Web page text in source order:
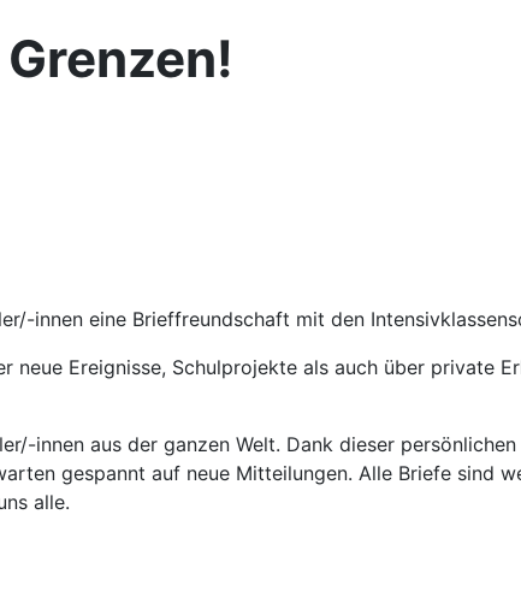
innen eine Brieffreundschaft mit den
Ereignisse, Schulprojekte als auch über private
innen aus der ganzen Welt. Dank dieser
gespannt auf neue Mitteilungen. Alle Briefe sind
alle.